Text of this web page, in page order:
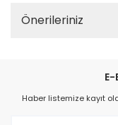
Önerileriniz
Haber listemize kayıt